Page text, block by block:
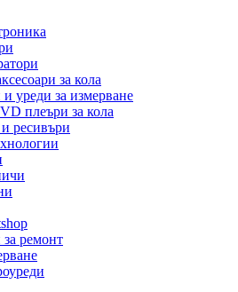
за кола
уреди за измерване
плеъри за кола
ресивъри
ремонт